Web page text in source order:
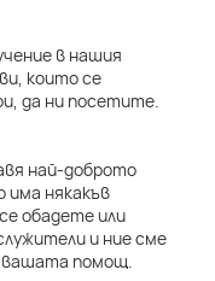
в нашия
които се
да ни посетите.
най-доброто
има някакъв
обадете или
и ние сме
вашата помощ.